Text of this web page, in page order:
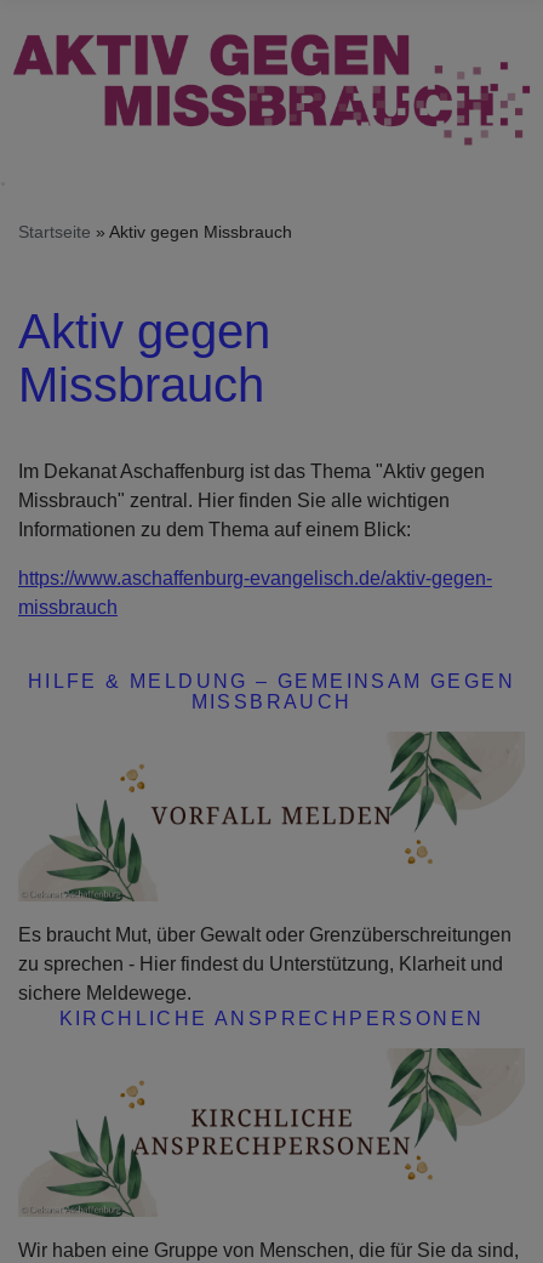
Startseite Aktiv gegen Missbrauch
Aktiv gegen
Missbrauch
Im Dekanat Aschaffenburg ist das Thema "Aktiv gegen
Missbrauch" zentral. Hier finden Sie alle wichtigen
Informationen zu dem Thema auf einem Blick:
https://www.aschaffenburg-evangelisch.de/aktiv-gegen-
missbrauch
HILFE & MELDUNG – GEMEINSAM GEGEN
MISSBRAUCH
Es braucht Mut, über Gewalt oder Grenzüberschreitungen
zu sprechen - Hier findest du Unterstützung, Klarheit und
sichere Meldewege.
KIRCHLICHE ANSPRECHPERSONEN
Wir haben eine Gruppe von Menschen, die für Sie da sind,